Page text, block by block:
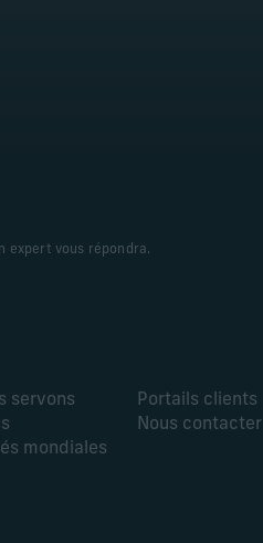
expert vous répondra.
servons
mondiales
Portails clients
Nous contacter